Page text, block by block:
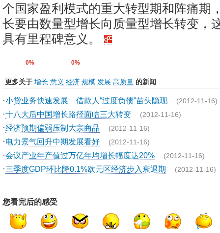
个国家盈利模式的重大转型期和阵痛期
长要由数量型增长向质量型增长转变，
具有里程碑意义。
0% 0%
更多关于 增长 意义 经济 规模 发展 高质量 的新闻
·小贷业务快速发展 借款人“过度负债”苗头隐现 (2012-11-16)
·十八大后中国增长路径面临三大转变 (2012-11-16)
·经济预期偏弱压制大宗商品 (2012-11-16)
·电力景气回升中期发展看好 (2012-11-16)
·会议产业年产值过万亿年均增长幅度达20% (2012-11-16)
·三季度GDP环比降0.1%欧元区经济步入衰退期 (2012-11-16)
您看完后的感受